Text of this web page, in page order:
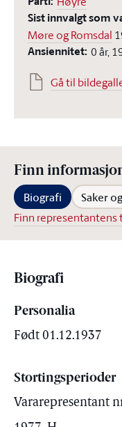
Sist innvalgt som
Møre og Romsdal
Ansiennitet: 0 år,
Gå til
Finn
Biografi Saker
Finn representantens
Biografi
Personalia
Født 01.12.1937
Stortingsperioder
Vararepresentant